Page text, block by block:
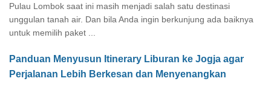
Pulau Lombok saat ini masih menjadi salah satu destinasi
unggulan tanah air. Dan bila Anda ingin berkunjung ada baiknya
untuk memilih paket ...
Panduan Menyusun Itinerary Liburan ke Jogja agar
Perjalanan Lebih Berkesan dan Menyenangkan